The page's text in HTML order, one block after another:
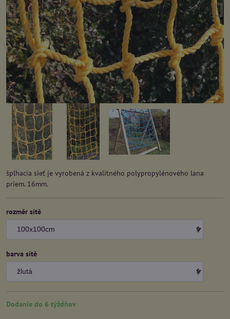
šplhacia sieť je vyrobená z kvalitného polypropylénového lana
priem. 16mm.
rozměr sítě
barva sítě
Dodanie do 6 týždňov